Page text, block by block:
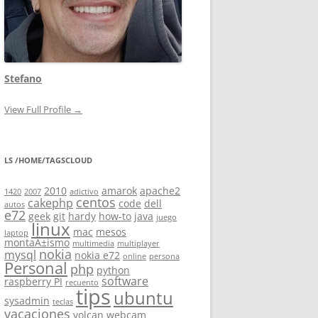
Stefano
View Full Profile →
LS /HOME/TAGSCLOUD
1420 2007 2010 adictivo amarok apache2
autos cakephp centos code dell
e72 geek git hardy how-to java juego
laptop linux mac mesos
montaÃ±ismo multimedia multiplayer
mysql nokia nokia e72 online persona
Personal php python
raspberry PI recuento software
sysadmin teclas tips ubuntu
vacaciones volcan webcam